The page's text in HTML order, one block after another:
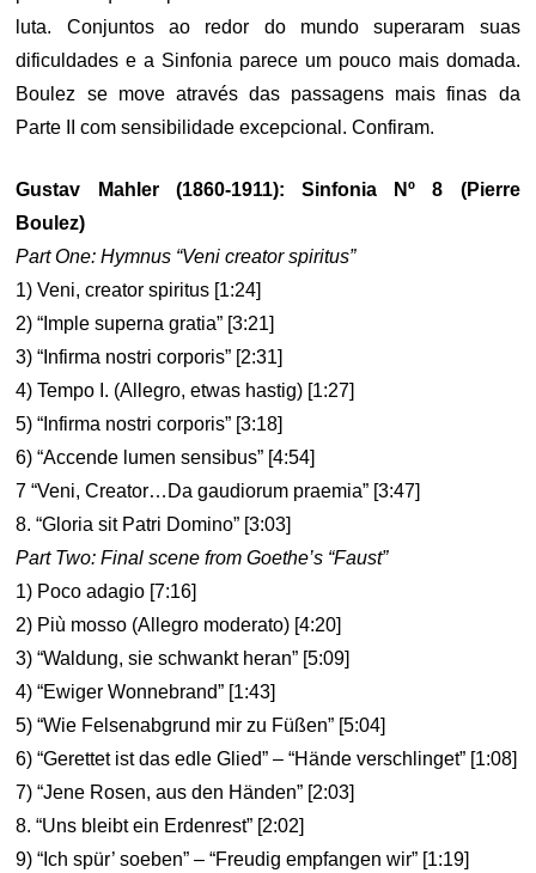
luta. Conjuntos ao redor do mundo superaram suas
dificuldades e a Sinfonia parece um pouco mais domada.
Boulez se move através das passagens mais finas da
Parte II com sensibilidade excepcional. Confiram.
Gustav Mahler (1860-1911): Sinfonia Nº 8 (Pierre
Boulez)
Part One: Hymnus “Veni creator spiritus”
1) Veni, creator spiritus [1:24]
2) “Imple superna gratia” [3:21]
3) “Infirma nostri corporis” [2:31]
4) Tempo I. (Allegro, etwas hastig) [1:27]
5) “Infirma nostri corporis” [3:18]
6) “Accende lumen sensibus” [4:54]
7 “Veni, Creator…Da gaudiorum praemia” [3:47]
8. “Gloria sit Patri Domino” [3:03]
Part Two: Final scene from Goethe’s “Faust”
1) Poco adagio [7:16]
2) Più mosso (Allegro moderato) [4:20]
3) “Waldung, sie schwankt heran” [5:09]
4) “Ewiger Wonnebrand” [1:43]
5) “Wie Felsenabgrund mir zu Füßen” [5:04]
6) “Gerettet ist das edle Glied” – “Hände verschlinget” [1:08]
7) “Jene Rosen, aus den Händen” [2:03]
8. “Uns bleibt ein Erdenrest” [2:02]
9) “Ich spür’ soeben” – “Freudig empfangen wir” [1:19]